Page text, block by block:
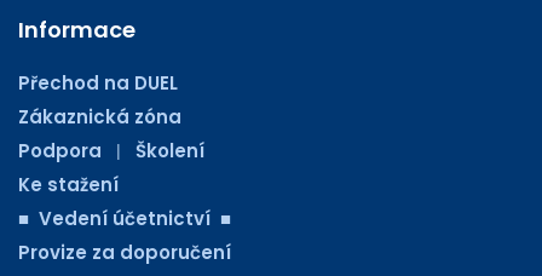
Informace
Přechod na DUEL
Zákaznická zóna
Podpora
| Školení
Ke stažení
■ Vedení účetnictví ■
Provize za doporučení